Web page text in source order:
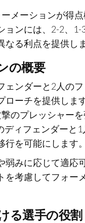
メーションが得
ョンには、2-2、
る利点を提供しま
の概要
ェンダーと2人の
ーチを提供し
のプレッシャー
ィフェンダーと
を可能にします。
みに応じて適
を考慮してフォ
る選手の役割